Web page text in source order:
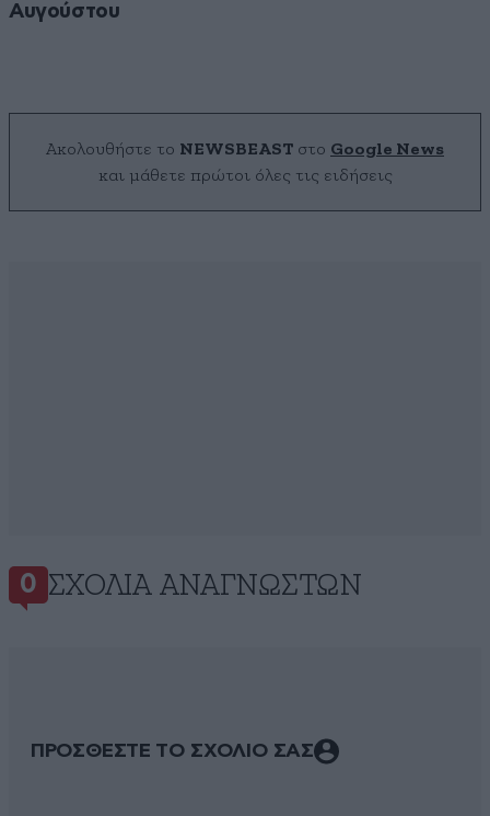
Αυγούστου
Ακολουθήστε το NEWSBEAST στο Google News
και μάθετε πρώτοι όλες τις ειδήσεις
0 ΣΧΌΛΙΑ ΑΝΑΓΝΩΣΤΏΝ
ΠΡΟΣΘΕΣΤΕ ΤΟ ΣΧΟΛΙΟ ΣΑΣ